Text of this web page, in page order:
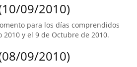
09/2010)
para los días comprendidos
y el 9 de Octubre de 2010.
09/2010)